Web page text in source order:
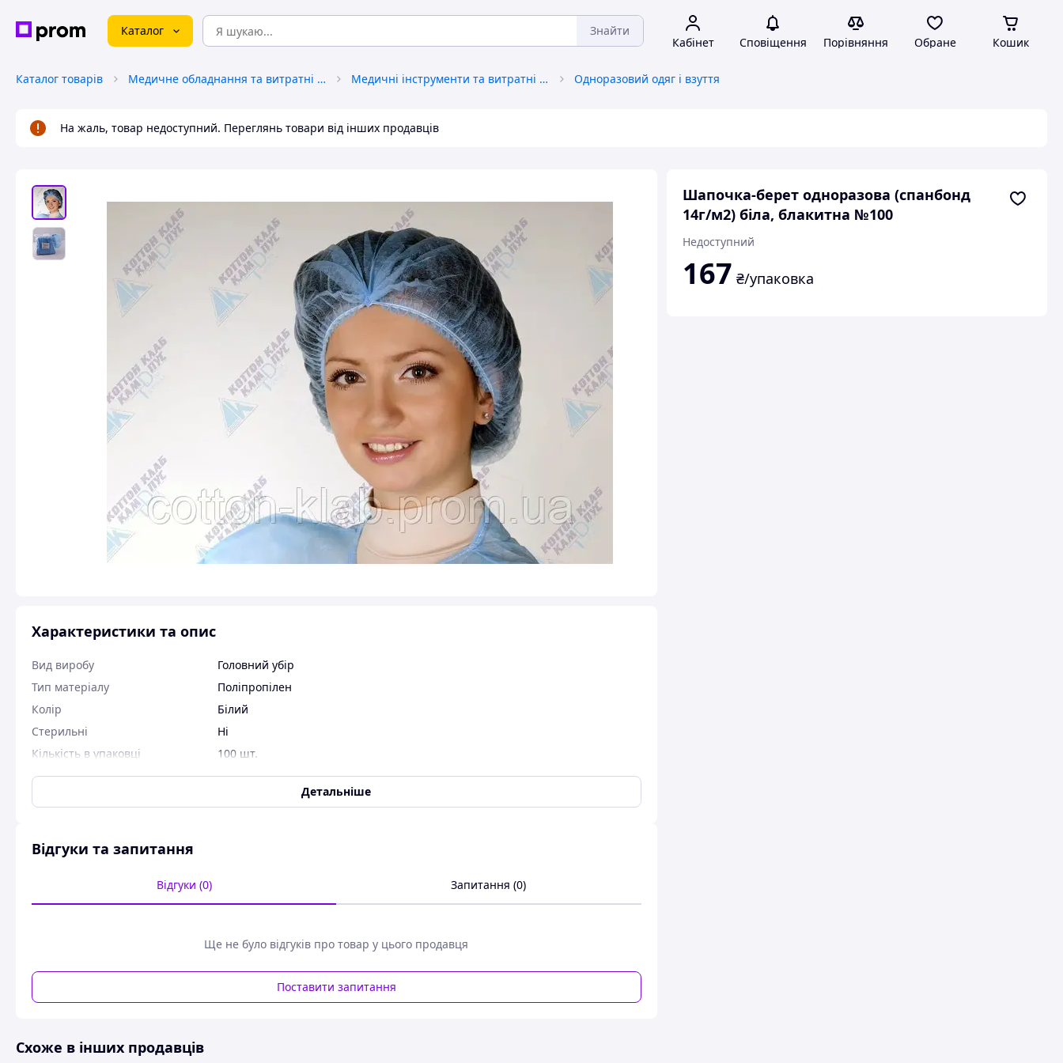
Каталог Знайти
Кабінет Сповіщення Порівняння Обране Кошик
Каталог товарів Медичне обладнання та витратні матеріали Медичні інструменти та витратні матеріали Одноразовий одяг і взуття
На жаль, товар недоступний. Переглянь товари від інших продавців
Шапочка-берет одноразова (спанбонд
14г/м2) біла, блакитна №100
Недоступний
167 ₴/упаковка
Характеристики та опис
Вид виробу
Головний убір
Тип матеріалу
Поліпропілен
Колір
Білий
Стерильні
Ні
Кількість в упаковці
100 шт.
Виробник
Кампус Коттон Клаб
білий, блакитний.
Схожі товари за характеристиками
Детальніше
Відгуки та запитання
Відгуки (0) Запитання (0)
Ще не було відгуків про товар у цього продавця
Поставити запитання
Схоже в інших продавців